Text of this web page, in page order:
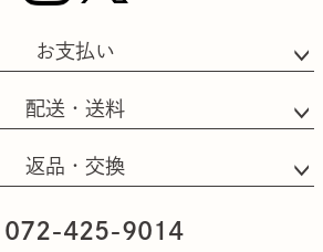
お支払い
配送・送料
返品・交換
072-425-9014